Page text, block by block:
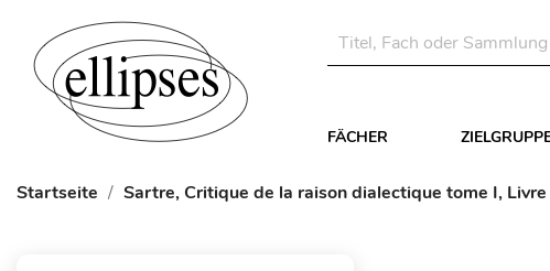
FÄCHER
Startseite Sartre, Critique de la raison dialectique tome I,